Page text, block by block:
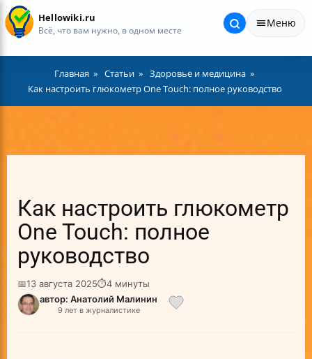
Hellowiki.ru
Всё, что вам нужно, в одном месте
Меню
Главная Статьи
Здоровье и медицина
Как настроить глюкометр One Touch: полное руководство
Как настроить глюкометр
One Touch: полное
руководство
📅13 августа 2025⏱4 минуты
автор: Анатолий Малинин
9 лет в журналистике